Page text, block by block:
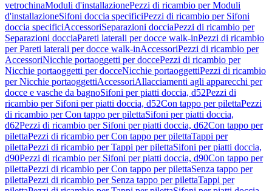
vetrochinaModuli d'installazionePezzi di ricambio per Moduli
d'installazioneSifoni doccia specificiPezzi di ricambio per Sifoni
doccia specificiAccessoriSeparazioni docciaPezzi di ricambio per
Separazioni docciaPareti laterali per docce walk-inPezzi di ricambio
per Pareti laterali per docce walk-inAccessoriPezzi di ricambio per
AccessoriNicchie portaoggetti per doccePezzi di ricambio per
Nicchie portaoggetti per docceNicchie portaoggettiPezzi di ricambio
per Nicchie portaoggettiAccessoriAllacciamenti agli apparecchi per
docce e vasche da bagnoSifoni per piatti doccia, d52Pezzi di
ricambio per Sifoni per piatti doccia, d52Con tappo per pilettaPezzi
di ricambio per Con tappo per pilettaSifoni per piatti doccia,
d62Pezzi di ricambio per Sifoni per piatti doccia, d62Con tappo per
pilettaPezzi di ricambio per Con tappo per pilettaTappi per
pilettaPezzi di ricambio per Tappi per pilettaSifoni per piatti doccia,
d90Pezzi di ricambio per Sifoni per piatti doccia, d90Con tappo per
pilettaPezzi di ricambio per Con tappo per pilettaSenza tappo per
pilettaPezzi di ricambio per Senza tappo per pilettaTappi per